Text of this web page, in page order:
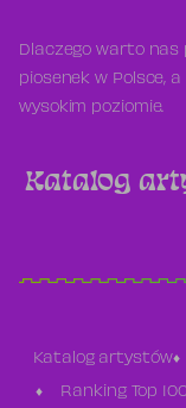
Dlaczego warto nas
piosenek w Polsce,
wysokim poziomie.
Katalog
Katalog artystów
Ranking Top